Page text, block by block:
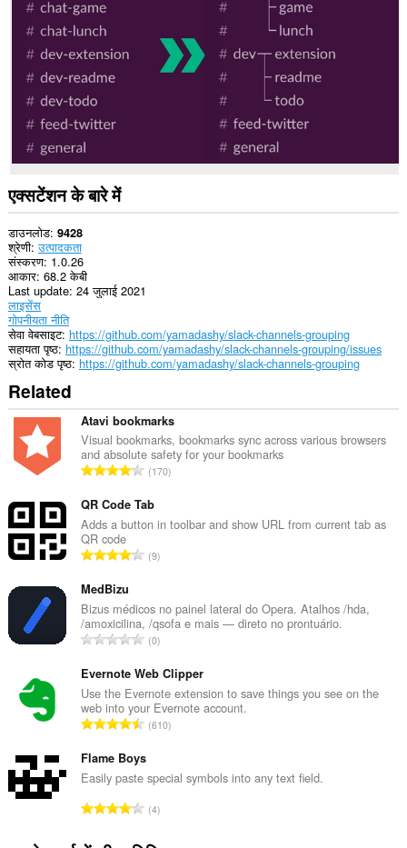
प्राप्त
सकता
एक्सटेंशन के बारे में
डाउनलोड 9428
श्रेणी उत्पादकता
संस्करण 1.0.26
आकार 68.2 केबी
Last update 24 जुलाई 2021
लाइसेंस
गोपनीयता नीति
सेवा वेबसाइट https://github.com/yamadashy/slack-channels-grouping
सहायता पृष्ठ https://github.com/yamadashy/slack-channels-grouping/issues
स्रोत कोड पृष्ठ https://github.com/yamadashy/slack-channels-grouping
Related
Atavi bookmarks
Visual bookmarks, bookmarks sync across various browsers
and absolute safety for your bookmarks
रे
ग
की
ल
:
170
QR Code Tab
Adds a button in toolbar and show URL from current tab as
QR code
रे
की
कु
ल
ख्या
:
9
MedBizu
Bizus médicos no painel lateral do Opera. Atalhos /hda,
/amoxicilina, /qsofa e mais — direto no prontuário.
रे
ग
की
कु
ल
ख्या
:
0
Evernote Web Clipper
Use the Evernote extension to save things you see on the
web into your Evernote account.
रे
ग
की
ल
610
Flame Boys
Easily paste special symbols into any text field.
रे4